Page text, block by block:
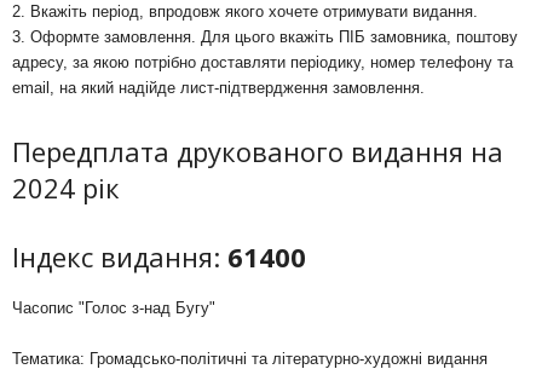
2. Вкажіть період, впродовж якого хочете отримувати видання.
3. Оформте замовлення. Для цього вкажіть ПІБ замовника, поштову
адресу, за якою потрібно доставляти періодику, номер телефону та
email, на який надійде лист-підтвердження замовлення.
Передплата друкованого видання на
2024 рік
Індекс видання: 61400
Часопис "Голос з-над Бугу"
Тематика: Громадсько-політичні та літературно-художні видання